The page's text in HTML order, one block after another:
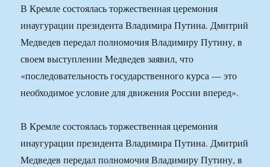
В Кремле состоялась торжественная церемония
инаугурации президента Владимира Путина. Дмитрий
Медведев передал полномочия Владимиру Путину, в
своем выступлении Медведев заявил, что
«последовательность государственного курса — это
необходимое условие для движения России вперед».
В Кремле состоялась торжественная церемония
инаугурации президента Владимира Путина. Дмитрий
Медведев передал полномочия Владимиру Путину, в